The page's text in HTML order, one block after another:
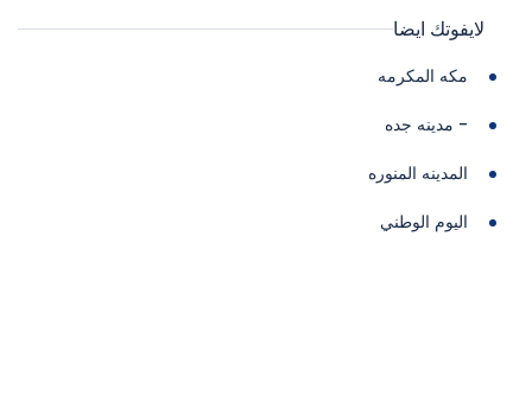
لايفوتك ايضا
مكه المكرمه
- مدينه جده
المدينه المنوره
اليوم الوطني